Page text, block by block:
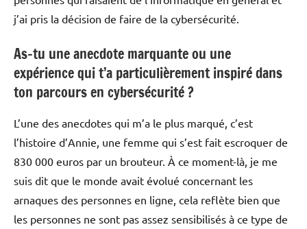
j’ai pris la décision de faire de la cybersécurité.
As-tu une anecdote marquante ou une
expérience qui t’a particulièrement inspiré dans
ton parcours en cybersécurité ?
L’une des anecdotes qui m’a le plus marqué, c’est
l’histoire d’Annie, une femme qui s’est fait escroquer de
830 000 euros par un brouteur. À ce moment-là, je me
suis dit que le monde avait évolué concernant les
arnaques des personnes en ligne, cela reflète bien que
les personnes ne sont pas assez sensibilisés à ce type de